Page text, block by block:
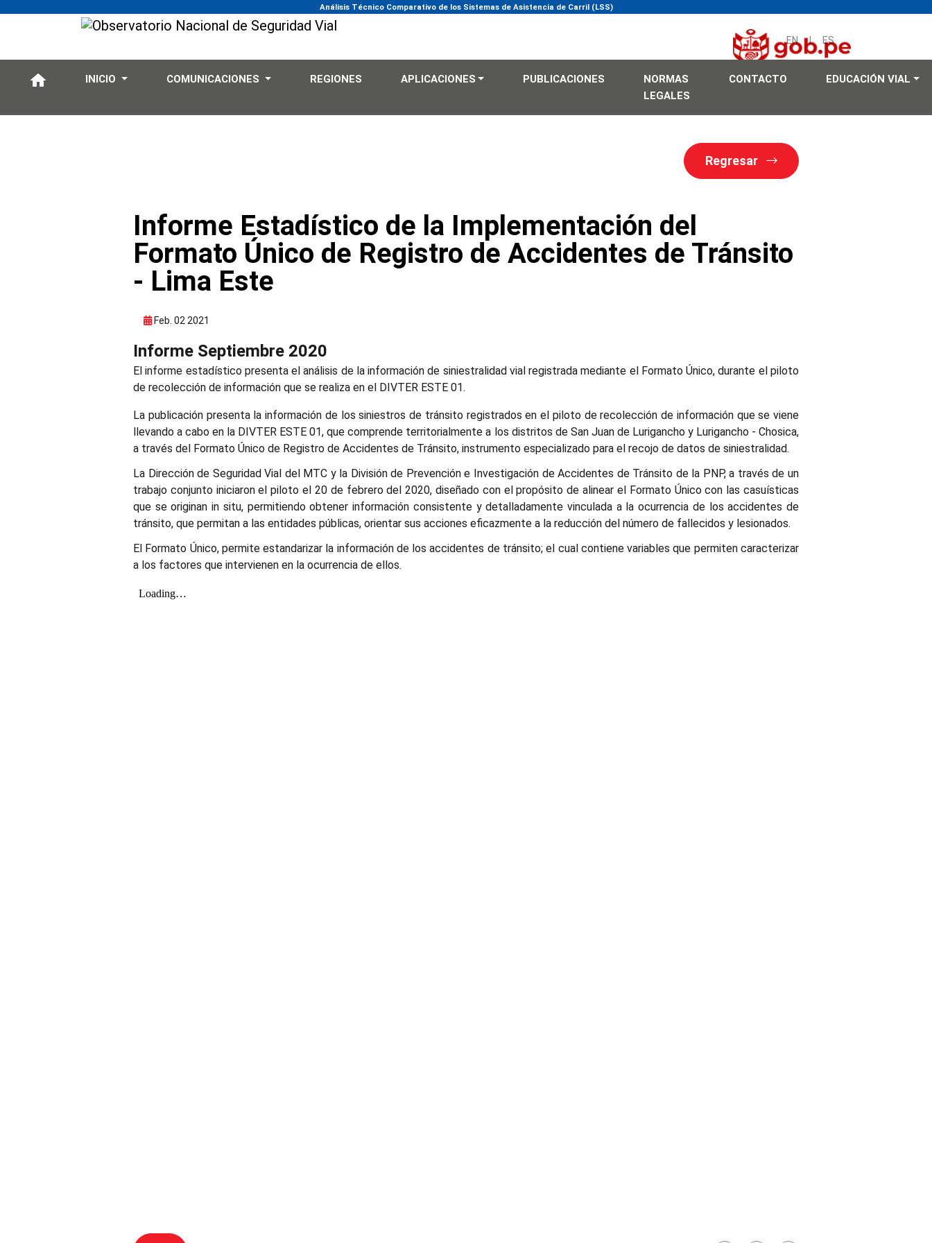
Análisis Técnico Comparativo de los Sistemas de Asistencia de Carril (LSS)
EN | ES
INICIO COMUNICACIONES REGIONES APLICACIONES PUBLICACIONES
NORMAS
LEGALES
CONTACTO EDUCACIÓN VIAL
Regresar
Informe Estadístico de la Implementación del
Formato Único de Registro de Accidentes de Tránsito
- Lima Este
Feb. 02 2021
Informe Septiembre 2020
El informe estadístico presenta el análisis de la información de siniestralidad vial registrada mediante el Formato Único, durante el piloto
de recolección de información que se realiza en el DIVTER ESTE 01.
La publicación presenta la información de los siniestros de tránsito registrados en el piloto de recolección de información que se viene
llevando a cabo en la DIVTER ESTE 01, que comprende territorialmente a los distritos de San Juan de Lurigancho y Lurigancho - Chosica,
a través del Formato Único de Registro de Accidentes de Tránsito, instrumento especializado para el recojo de datos de siniestralidad.
La Dirección de Seguridad Vial del MTC y la División de Prevención e Investigación de Accidentes de Tránsito de la PNP, a través de un
trabajo conjunto iniciaron el piloto el 20 de febrero del 2020, diseñado con el propósito de alinear el Formato Único con las casuísticas
que se originan in situ, permitiendo obtener información consistente y detalladamente vinculada a la ocurrencia de los accidentes de
tránsito, que permitan a las entidades públicas, orientar sus acciones eficazmente a la reducción del número de fallecidos y lesionados.
El Formato Único, permite estandarizar la información de los accidentes de tránsito; el cual contiene variables que permiten caracterizar
a los factores que intervienen en la ocurrencia de ellos.